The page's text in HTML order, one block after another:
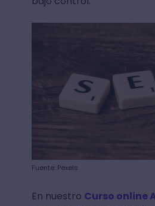
Fuente: Pexels
En nuestro Curso online